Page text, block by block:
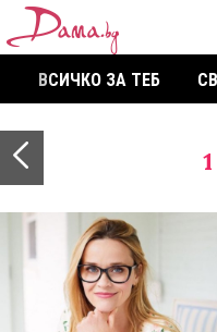
ВСИЧКО ЗА ТЕБ
1